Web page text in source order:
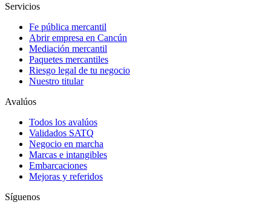
Servicios
Fe pública mercantil
Abrir empresa en Cancún
Mediación mercantil
Paquetes mercantiles
Riesgo legal de tu negocio
Nuestro titular
Avalúos
Todos los avalúos
Validados SATQ
Negocio en marcha
Marcas e intangibles
Embarcaciones
Mejoras y referidos
Síguenos